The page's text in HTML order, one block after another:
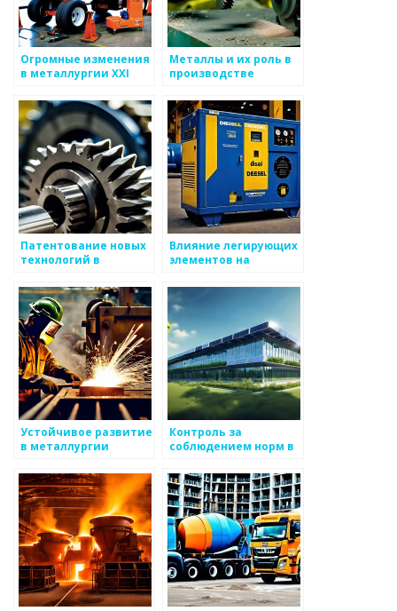
Огромные изменения
в металлургии XXI
Металлы и их роль в
производстве
технологий
Патентование новых
технологий в
Влияние легирующих
элементов на
Устойчивое развитие
в металлургии
Контроль за
соблюдением норм в